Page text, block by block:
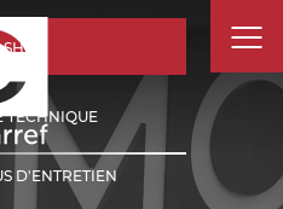
SHOP
TECHNIQUE
D'ENTRETIEN